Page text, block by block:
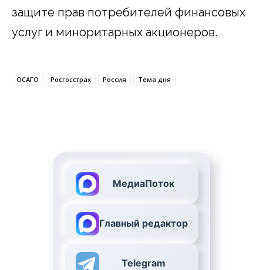
защите прав потребителей финансовых
услуг и миноритарных акционеров.
ОСАГО Росгосстрах Россия Тема дня
МедиаПоток
Главный редактор
Telegram